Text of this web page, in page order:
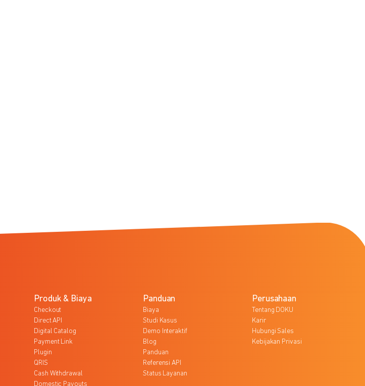
Produk & Biaya
Checkout
Direct API
Digital Catalog
Payment Link
Plugin
QRIS
Cash Withdrawal
Domestic Payouts
Panduan
Biaya
Studi Kasus
Demo Interaktif
Blog
Panduan
Referensi API
Status Layanan
Perusahaan
Tentang DOKU
Karir
Hubungi Sales
Kebijakan Privasi